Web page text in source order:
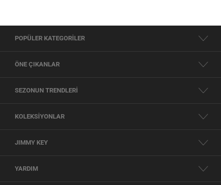
POPÜLER KATEGORİLER
ÖNE ÇIKANLAR
SEZONUN TRENDLERİ
KOLEKSİYONLAR
JIMMY KEY
YARDIM